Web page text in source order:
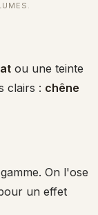
ou une teinte
clairs : chêne
On l'ose
un effet